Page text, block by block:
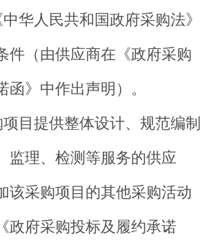
华人民共和国政府采购法》
件（由供应商在《政府采购
函》中作出声明）。
目提供整体设计、规范编制
监理、检测等服务的供应
该采购项目的其他采购活动
政府采购投标及履约承诺